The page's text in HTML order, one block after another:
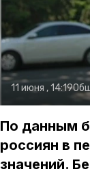
11 июня , 14:19
По данным
россиян в
значений.